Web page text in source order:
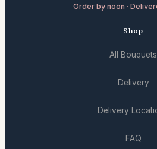
Order by noon ·
Shop
All Bouquets
Delivery
Delivery
FAQ